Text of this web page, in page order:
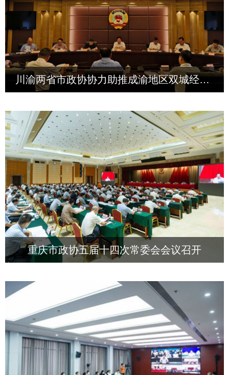
川渝两省市政协协力助推成渝地区双城经济圈建设联合办公室第一次会议在蓉召开
重庆市政协五届十四次常委会会议召开